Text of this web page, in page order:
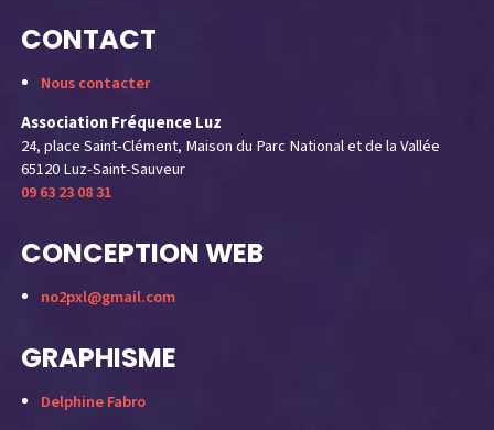
CONTACT
Nous contacter
Association Fréquence Luz
24, place Saint-Clément, Maison du Parc National et de la Vallée
65120 Luz-Saint-Sauveur
09 63 23 08 31
CONCEPTION WEB
no2pxl@gmail.com
GRAPHISME
Delphine Fabro